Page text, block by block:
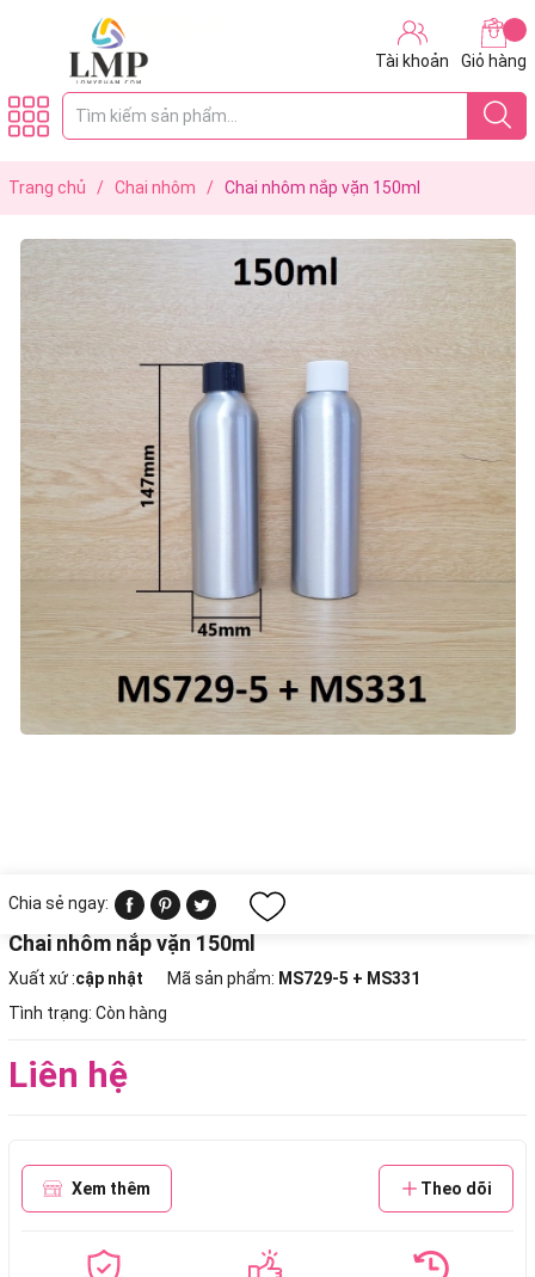
Tài khoản Giỏ hàng
Trang chủ / Chai nhôm / Chai nhôm nắp vặn 150ml
Chia sẻ ngay:
Chai nhôm nắp vặn 150ml
Xuất xứ :cập nhật Mã sản phẩm: MS729-5 + MS331
Tình trạng: Còn hàng
Liên hệ
Xem thêm Theo dõi